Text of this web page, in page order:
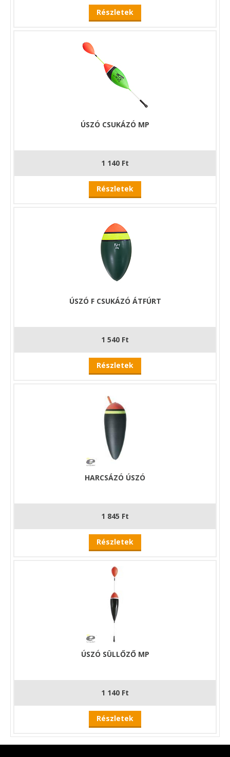
Részletek
ÚSZÓ CSUKÁZÓ MP
1 140 Ft
Részletek
ÚSZÓ F CSUKÁZÓ ÁTFÚRT
1 540 Ft
Részletek
HARCSÁZÓ ÚSZÓ
1 845 Ft
Részletek
ÚSZÓ SÜLLŐZŐ MP
1 140 Ft
Részletek